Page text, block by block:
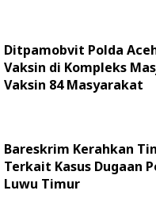
Ditpamobvit Polda
Vaksin di Kompleks
Vaksin 84 Masyarakat
Bareskrim Kerahkan
Terkait Kasus Dugaan
Luwu Timur